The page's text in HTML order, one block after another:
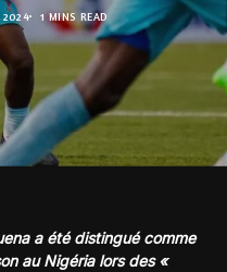
2024 1 MINS READ
a été distingué comme
au Nigéria lors des «